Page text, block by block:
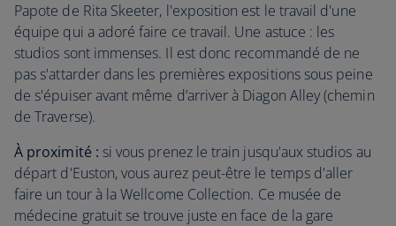
Papote de Rita Skeeter, l'exposition est le travail d'une
équipe qui a adoré faire ce travail. Une astuce : les
studios sont immenses. Il est donc recommandé de ne
pas s'attarder dans les premières expositions sous peine
de s'épuiser avant même d’arriver à Diagon Alley (chemin
de Traverse).
À proximité : si vous prenez le train jusqu'aux studios au
départ d'Euston, vous aurez peut-être le temps d'aller
faire un tour à la Wellcome Collection. Ce musée de
médecine gratuit se trouve juste en face de la gare